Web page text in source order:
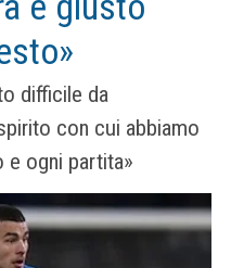
difficile da
con cui abbiamo
e ogni partita»